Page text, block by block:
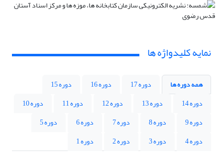
نمایه کلیدواژه ها
همه دوره ها دوره 17 دوره 16
دوره 15
دوره 14
دوره 13 دوره 12 دوره 11
دوره 10
دوره 9
دوره 8 دوره 7 دوره 6
دوره 5
دوره 4
دوره 3 دوره 2
دوره 1